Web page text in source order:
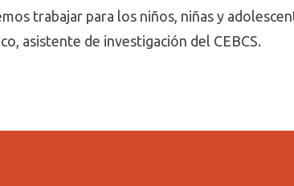
trabajar para los niños, niñas y
asistente de investigación del CEBCS.